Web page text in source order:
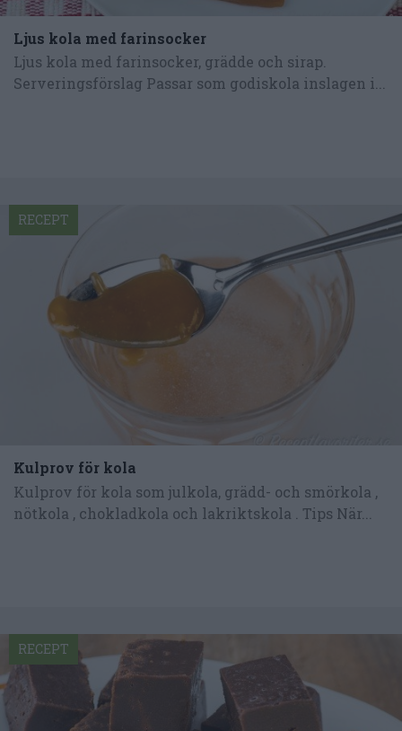
Ljus kola med farinsocker
Ljus kola med farinsocker, grädde och sirap.
Serveringsförslag Passar som godiskola inslagen i...
Kulprov för kola
Kulprov för kola som julkola, grädd- och smörkola ,
nötkola , chokladkola och lakriktskola . Tips När...
RECEPT
RECEPT